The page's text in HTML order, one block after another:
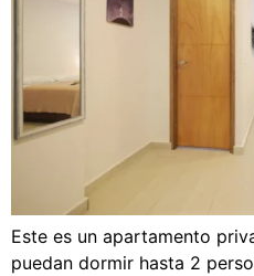
Este es un apartamento
puedan dormir hasta 2